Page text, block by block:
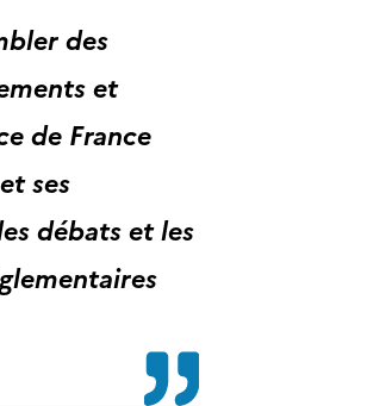
des
et
de France
ses
débats et les